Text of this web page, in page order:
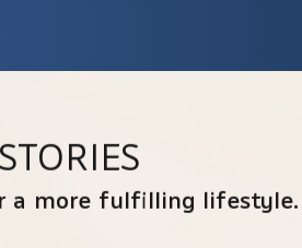
a more fulfilling lifestyle.​